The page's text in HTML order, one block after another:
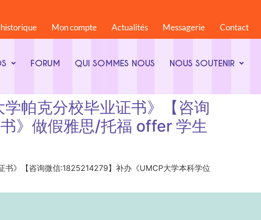
Mon compte Actualités Messagerie Contact
FORUM QUI SOMMES NOUS NOUS SOUTENIR
帕克分校毕业证书》【咨询
》做假雅思/托福 offer 学生
》【咨询微信:1825214279】补办《UMCP大学本科学位